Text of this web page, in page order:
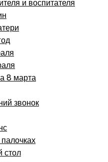
и воспитателя
8 марта
звонок
стол